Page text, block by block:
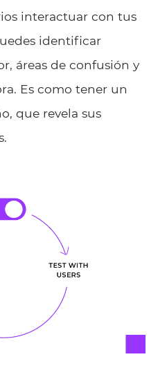
interactuar con tus
identificar
áreas de confusión y
Es como tener un
que revela sus